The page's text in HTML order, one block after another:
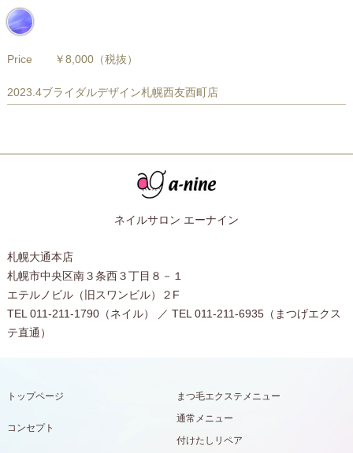
Price ￥8,000（税抜）
2023.4ブライダルデザイン札幌西友西町店
ネイルサロン エーナイン
札幌大通本店
札幌市中央区南３条西３丁目８－１
エテルノビル（旧スワンビル）２F
TEL 011-211-1790（ネイル） ／ TEL 011-211-6935（まつげエクス
テ直通）
トップページ
コンセプト
まつ毛エクステメニュー
通常メニュー
付けたしリペア